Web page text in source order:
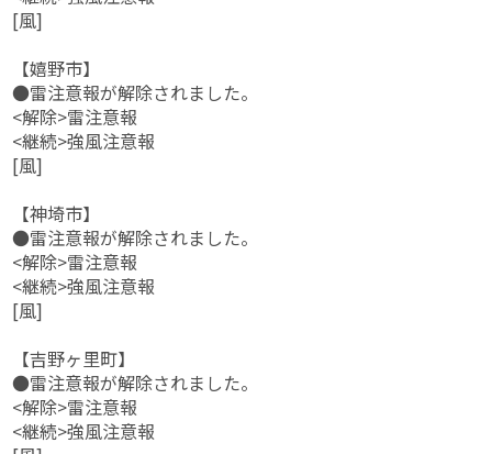
[風]
【嬉野市】
●雷注意報が解除されました。
<解除>雷注意報
<継続>強風注意報
[風]
【神埼市】
●雷注意報が解除されました。
<解除>雷注意報
<継続>強風注意報
[風]
【吉野ヶ里町】
●雷注意報が解除されました。
<解除>雷注意報
<継続>強風注意報